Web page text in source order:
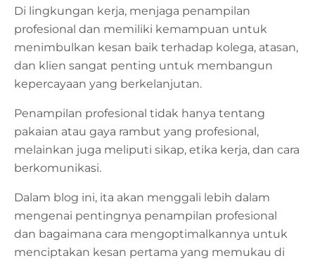
Di lingkungan kerja, menjaga penampilan
profesional dan memiliki kemampuan untuk
menimbulkan kesan baik terhadap kolega, atasan,
dan klien sangat penting untuk membangun
kepercayaan yang berkelanjutan.
Penampilan profesional tidak hanya tentang
pakaian atau gaya rambut yang profesional,
melainkan juga meliputi sikap, etika kerja, dan cara
berkomunikasi.
Dalam blog ini, ita akan menggali lebih dalam
mengenai pentingnya penampilan profesional
dan bagaimana cara mengoptimalkannya untuk
menciptakan kesan pertama yang memukau di